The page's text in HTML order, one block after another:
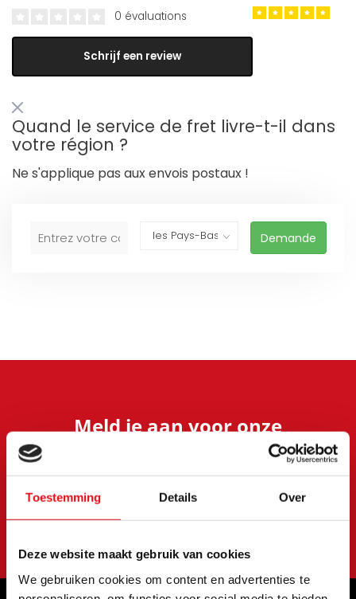
Toestemming Details Over
Deze website maakt gebruik van cookies
We gebruiken cookies om content en advertenties te
0 évaluations
Schrijf een review
Quand le service de fret livre-t-il dans
votre région ?
Ne s'applique pas aux envois postaux !
Demande
Meld je aan voor onze
Blijf op de hoogte van onze laatste acties en
S'abonner